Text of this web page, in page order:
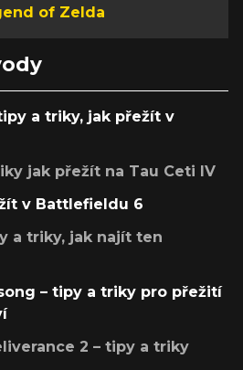
of Zelda
a triky, jak přežít v
jak přežít na Tau Ceti IV
v Battlefieldu 6
a triky, jak najít ten
– tipy a triky pro přežití
2 – tipy a triky